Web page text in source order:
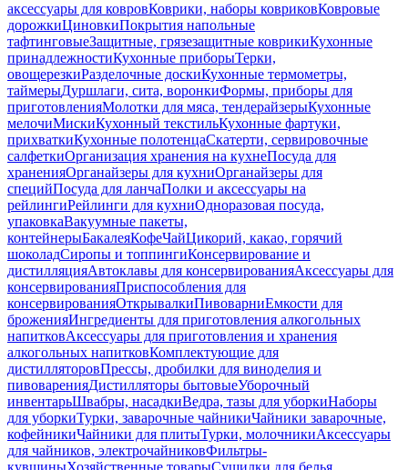
аксессуары для ковровКоврики, наборы ковриковКовровые
дорожкиЦиновкиПокрытия напольные
тафтинговыеЗащитные, грязезащитные коврикиКухонные
принадлежностиКухонные приборыТерки,
овощерезкиРазделочные доскиКухонные термометры,
таймерыДуршлаги, сита, воронкиФормы, приборы для
приготовленияМолотки для мяса, тендерайзерыКухонные
мелочиМискиКухонный текстильКухонные фартуки,
прихваткиКухонные полотенцаСкатерти, сервировочные
салфеткиОрганизация хранения на кухнеПосуда для
храненияОрганайзеры для кухниОрганайзеры для
специйПосуда для ланчаПолки и аксессуары на
рейлингиРейлинги для кухниОдноразовая посуда,
упаковкаВакуумные пакеты,
контейнерыБакалеяКофеЧайЦикорий, какао, горячий
шоколадСиропы и топпингиКонсервирование и
дистилляцияАвтоклавы для консервированияАксессуары для
консервированияПриспособления для
консервированияОткрывалкиПивоварниЕмкости для
броженияИнгредиенты для приготовления алкогольных
напитковАксессуары для приготовления и хранения
алкогольных напитковКомплектующие для
дистилляторовПрессы, дробилки для виноделия и
пивоваренияДистилляторы бытовыеУборочный
инвентарьШвабры, насадкиВедра, тазы для уборкиНаборы
для уборкиТурки, заварочные чайникиЧайники заварочные,
кофейникиЧайники для плитыТурки, молочникиАксессуары
для чайников, электрочайниковФильтры-
кувшиныХозяйственные товарыСушилки для белья,